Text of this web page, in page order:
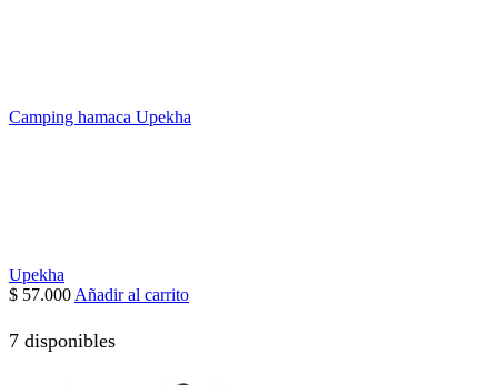
Camping hamaca Upekha
Upekha
$ 57.000 Añadir al carrito
7 disponibles